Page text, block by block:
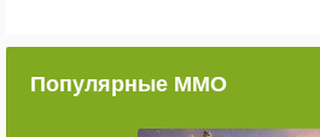
Популярные ММО